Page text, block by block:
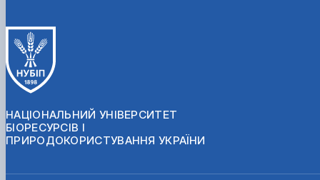
НАЦІОНАЛЬНИЙ УНІВЕРСИТЕТ
БІОРЕСУРСІВ І
ПРИРОДОКОРИСТУВАННЯ УКРАЇНИ